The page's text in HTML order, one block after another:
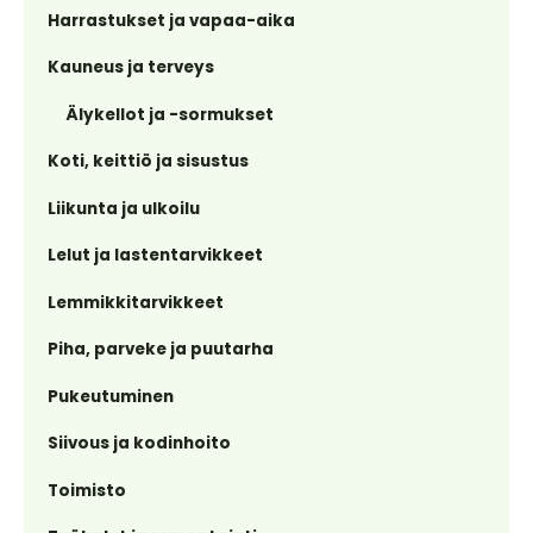
Harrastukset ja vapaa-aika
Kauneus ja terveys
Älykellot ja -sormukset
Koti, keittiö ja sisustus
Liikunta ja ulkoilu
Lelut ja lastentarvikkeet
Lemmikkitarvikkeet
Piha, parveke ja puutarha
Pukeutuminen
Siivous ja kodinhoito
Toimisto